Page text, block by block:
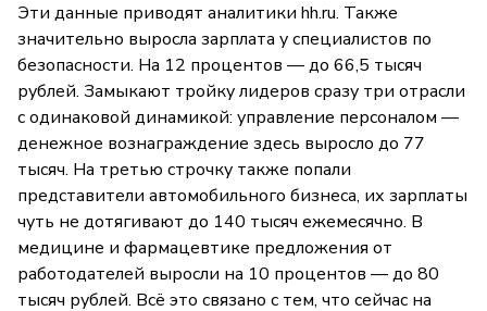
Эти данные приводят аналитики hh.ru. Также
значительно выросла зарплата у специалистов по
безопасности. На 12 процентов — до 66,5 тысяч
рублей. Замыкают тройку лидеров сразу три отрасли
с одинаковой динамикой: управление персоналом —
денежное вознаграждение здесь выросло до 77
тысяч. На третью строчку также попали
представители автомобильного бизнеса, их зарплаты
чуть не дотягивают до 140 тысяч ежемесячно. В
медицине и фармацевтике предложения от
работодателей выросли на 10 процентов — до 80
тысяч рублей. Всё это связано с тем, что сейчас на